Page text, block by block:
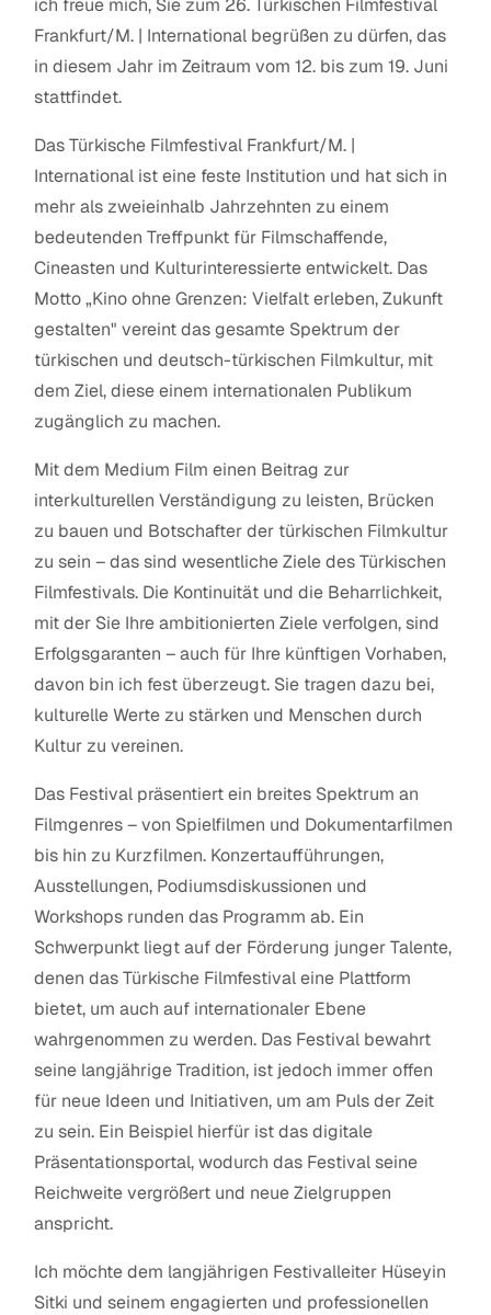
Frankfurt/M. | International begrüßen zu dürfen, das
in diesem Jahr im Zeitraum vom 12. bis zum 19. Juni
stattfindet.
Das Türkische Filmfestival Frankfurt/M. |
International ist eine feste Institution und hat sich in
mehr als zweieinhalb Jahrzehnten zu einem
bedeutenden Treffpunkt für Filmschaffende,
Cineasten und Kulturinteressierte entwickelt. Das
Motto „Kino ohne Grenzen: Vielfalt erleben, Zukunft
gestalten" vereint das gesamte Spektrum der
türkischen und deutsch-türkischen Filmkultur, mit
dem Ziel, diese einem internationalen Publikum
zugänglich zu machen.
Mit dem Medium Film einen Beitrag zur
interkulturellen Verständigung zu leisten, Brücken
zu bauen und Botschafter der türkischen Filmkultur
zu sein – das sind wesentliche Ziele des Türkischen
Filmfestivals. Die Kontinuität und die Beharrlichkeit,
mit der Sie Ihre ambitionierten Ziele verfolgen, sind
Erfolgsgaranten – auch für Ihre künftigen Vorhaben,
davon bin ich fest überzeugt. Sie tragen dazu bei,
kulturelle Werte zu stärken und Menschen durch
Kultur zu vereinen.
Das Festival präsentiert ein breites Spektrum an
Filmgenres – von Spielfilmen und Dokumentarfilmen
bis hin zu Kurzfilmen. Konzertaufführungen,
Ausstellungen, Podiumsdiskussionen und
Workshops runden das Programm ab. Ein
Schwerpunkt liegt auf der Förderung junger Talente,
denen das Türkische Filmfestival eine Plattform
bietet, um auch auf internationaler Ebene
wahrgenommen zu werden. Das Festival bewahrt
seine langjährige Tradition, ist jedoch immer offen
für neue Ideen und Initiativen, um am Puls der Zeit
zu sein. Ein Beispiel hierfür ist das digitale
Präsentationsportal, wodurch das Festival seine
Reichweite vergrößert und neue Zielgruppen
anspricht.
Ich möchte dem langjährigen Festivalleiter Hüseyin
Sitki und seinem engagierten und professionellen